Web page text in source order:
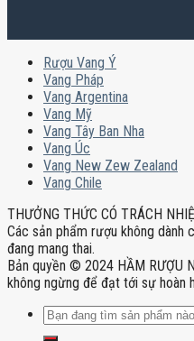
Rượu Vang Ý
Vang Pháp
Vang Argentina
Vang Mỹ
Vang Tây Ban Nha
Vang Úc
Vang New Zew Zealand
Vang Chile
THƯỞNG THỨC CÓ TRÁCH
Các sản phẩm rượu không
đang mang thai.
Bản quyền © 2024 HẦM RƯỢU
không ngừng để đạt tới sự hoàn
Tìm